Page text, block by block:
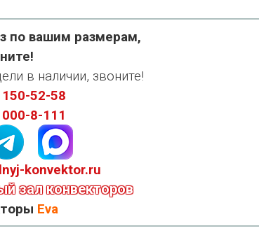
по вашим размерам,
в наличии, звоните!
52-58
8-111
konvektor.ru
зал конвекторов
Eva